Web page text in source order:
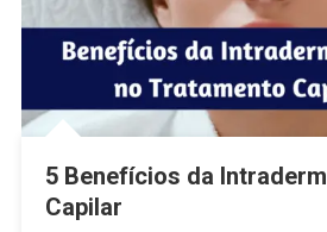
5 Benefícios da
Capilar